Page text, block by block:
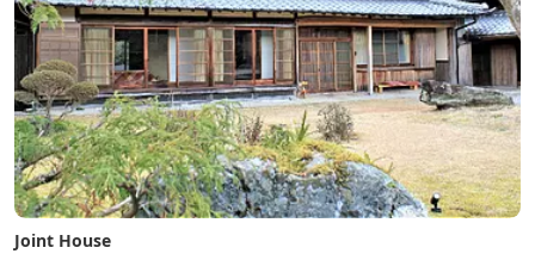
Joint House